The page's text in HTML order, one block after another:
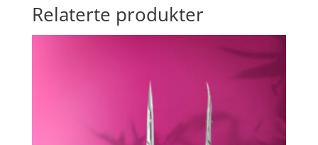
Relaterte produkter